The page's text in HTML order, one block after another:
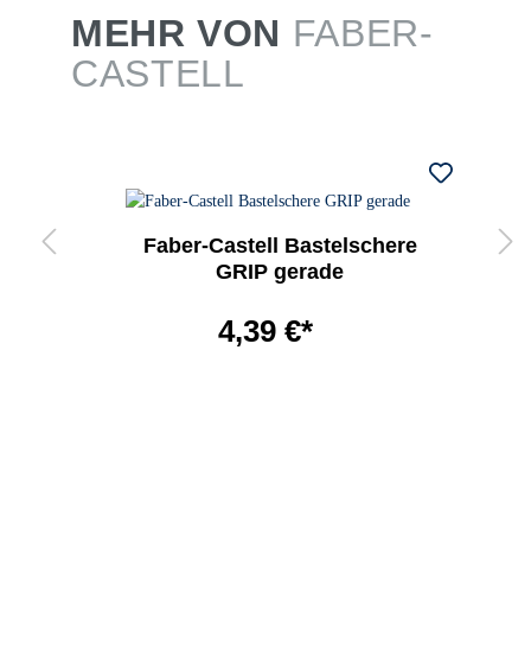
MEHR VON FABER-
CASTELL
Faber-Castell Bastelschere
GRIP gerade
4,39 €*